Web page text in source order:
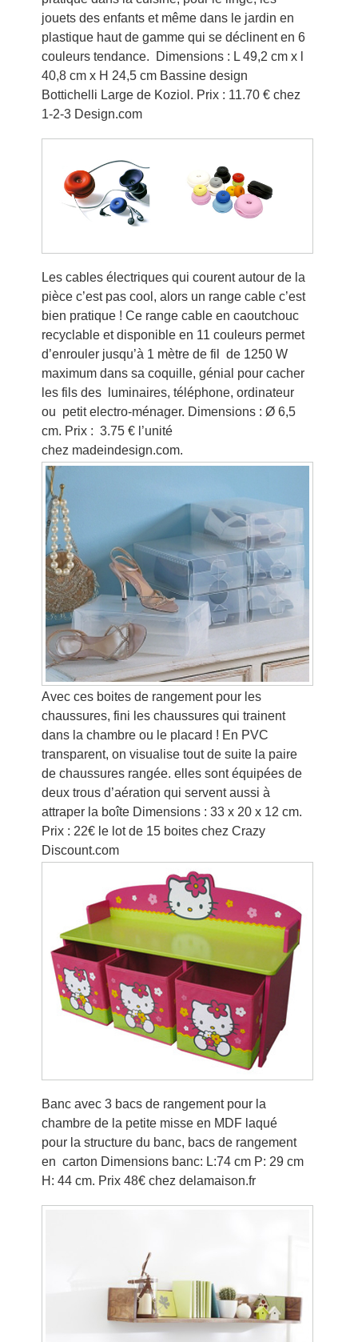
jouets des enfants et même dans le jardin en
plastique haut de gamme qui se déclinent en 6
couleurs tendance. Dimensions : L 49,2 cm x l
40,8 cm x H 24,5 cm Bassine design
Bottichelli Large de Koziol. Prix : 11.70 € chez
1-2-3 Design.com
Les cables électriques qui courent autour de la
pièce c’est pas cool, alors un range cable c’est
bien pratique ! Ce range cable en caoutchouc
recyclable et disponible en 11 couleurs permet
d’enrouler jusqu’à 1 mètre de fil de 1250 W
maximum dans sa coquille, génial pour cacher
les fils des luminaires, téléphone, ordinateur
ou petit electro-ménager. Dimensions : Ø 6,5
cm. Prix : 3.75 € l’unité
chez madeindesign.com.
Avec ces boites de rangement pour les
chaussures, fini les chaussures qui trainent
dans la chambre ou le placard ! En PVC
transparent, on visualise tout de suite la paire
de chaussures rangée. elles sont équipées de
deux trous d’aération qui servent aussi à
attraper la boîte Dimensions : 33 x 20 x 12 cm.
Prix : 22€ le lot de 15 boites chez Crazy
Discount.com
Banc avec 3 bacs de rangement pour la
chambre de la petite misse en MDF laqué
pour la structure du banc, bacs de rangement
en carton Dimensions banc: L:74 cm P: 29 cm
H: 44 cm. Prix 48€ chez delamaison.fr